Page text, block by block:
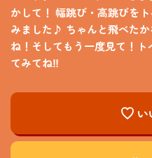
かして！ 幅跳び・高跳びを
みました♪ ちゃんと飛べた
ね！そしてもう一度見て！
てみてね‼︎
い